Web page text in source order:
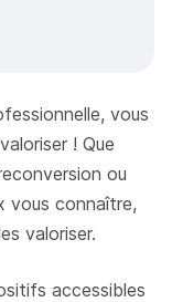
vous
! Que
ou
vous connaître,
valoriser.
accessibles